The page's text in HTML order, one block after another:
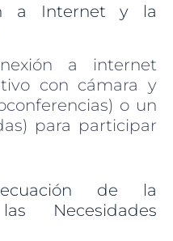
a Internet y la
a internet
con cámara y
o un
para participar
de la
Necesidades